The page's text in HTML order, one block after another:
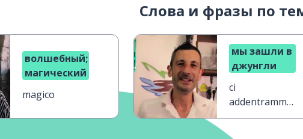
Слова и фразы по
волшебный;
магический
magico
мы зашли в
джунгли
ci
addentrammo
nella giungla